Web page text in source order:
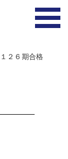
１２６期合格